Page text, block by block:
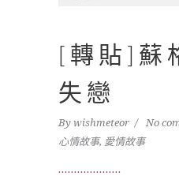
[轉貼]蘇
失戀
By wishmeteor No
心情故事, 愛情故事